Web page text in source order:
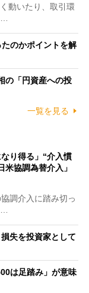
動いたり、取引環
のかポイントを解
の「円資産への投
一覧を見る
り得る」“介入慣
協調為替介入」
調介入に踏み切っ
失を投資家として
は足踏み」が意味